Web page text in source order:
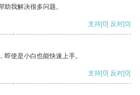
我解决很多问题。
支持[0] 反对[0]
使是小白也能快速上手。
支持[0] 反对[0]